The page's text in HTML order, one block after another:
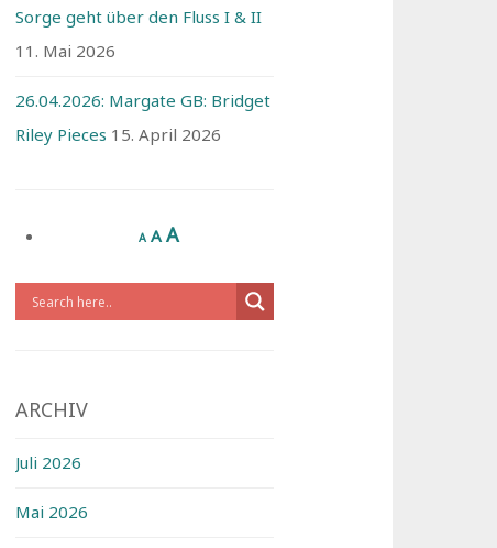
Sorge geht über den Fluss I & II
11. Mai 2026
26.04.2026: Margate GB: Bridget
Riley Pieces 15. April 2026
A A A
ARCHIV
Juli 2026
Mai 2026